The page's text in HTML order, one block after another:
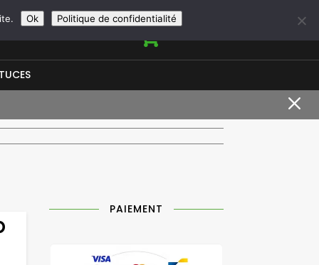
+33966950844

M
PAIEMENT
Ok Politique de confidentialité